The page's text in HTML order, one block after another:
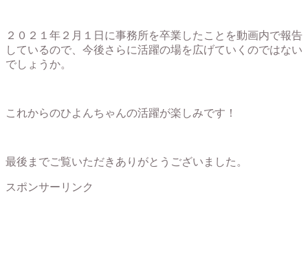
２０２１年２月１日に事務所を卒業したことを動画内で報告
しているので、今後さらに活躍の場を広げていくのではない
でしょうか。
これからのひよんちゃんの活躍が楽しみです！
最後までご覧いただきありがとうございました。
スポンサーリンク